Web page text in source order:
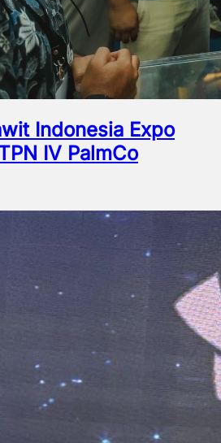
Indonesia Expo
IV PalmCo